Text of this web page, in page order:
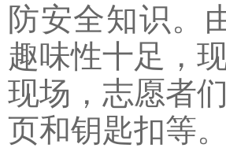
防安全知识。
趣味性十足，
现场，志愿者
页和钥匙扣等。